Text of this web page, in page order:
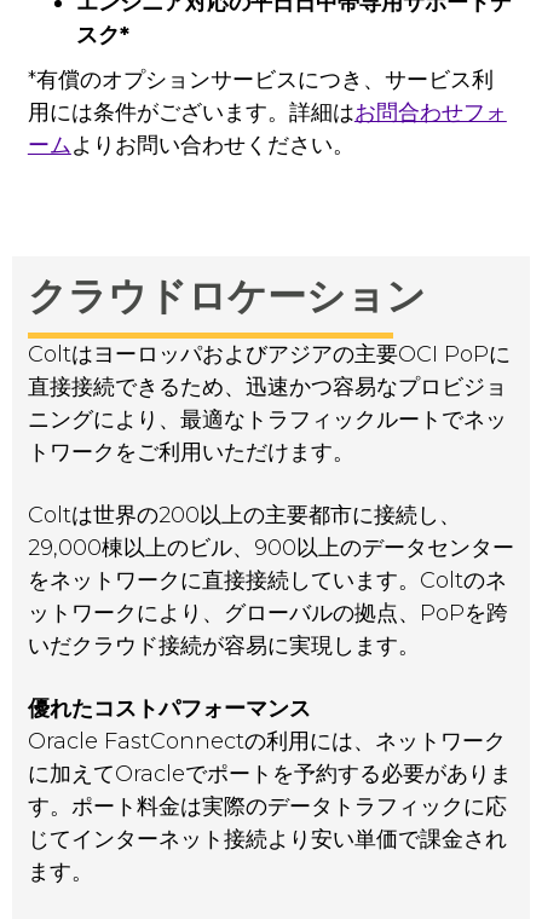
スク*
*有償のオプションサービスにつき、サービス利
用には条件がございます。詳細はお問合わせフォ
ームよりお問い合わせください。
クラウドロケーション
Coltはヨーロッパおよびアジアの主要OCI PoPに
直接接続できるため、迅速かつ容易なプロビジョ
ニングにより、最適なトラフィックルートでネッ
トワークをご利用いただけます。
Coltは世界の200以上の主要都市に接続し、
29,000棟以上のビル、900以上のデータセンター
をネットワークに直接接続しています。Coltのネ
ットワークにより、グローバルの拠点、PoPを跨
いだクラウド接続が容易に実現します。
優れたコストパフォーマンス
Oracle FastConnectの利用には、ネットワーク
に加えてOracleでポートを予約する必要がありま
す。ポート料金は実際のデータトラフィックに応
じてインターネット接続より安い単価で課金され
ます。